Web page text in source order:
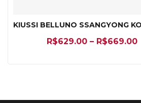
KIUSSI BELLUNO SSANGYONG
R$629.00 – R$669.00